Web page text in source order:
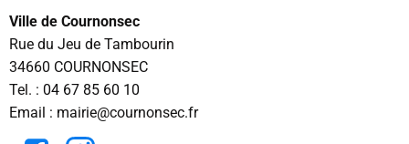
Ville de Cournonsec
Rue du Jeu de Tambourin
34660 COURNONSEC
Tel. : 04 67 85 60 10
Email : mairie@cournonsec.fr